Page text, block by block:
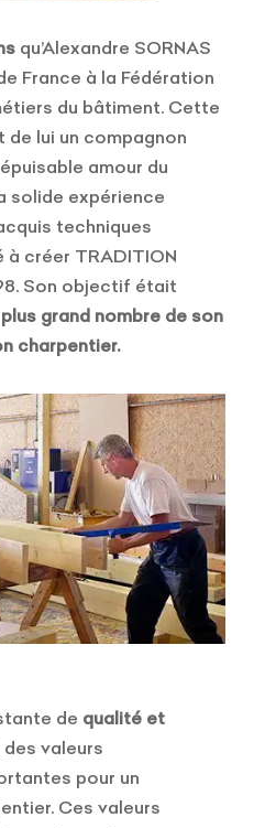
qu’Alexandre SORNAS
France à la Fédération
du bâtiment. Cette
lui un compagnon
amour du
solide expérience
techniques
à créer TRADITION
Son objectif était
grand nombre de son
charpentier.
de qualité et
valeurs
pour un
Ces valeurs